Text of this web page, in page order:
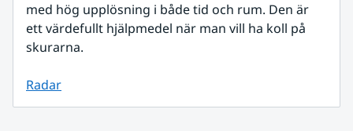
med hög upplösning i både tid och rum. Den är
ett värdefullt hjälpmedel när man vill ha koll på
skurarna.
Radar